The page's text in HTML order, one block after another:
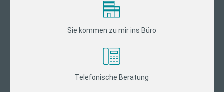
Sie kommen zu mir ins Büro
Telefonische Beratung